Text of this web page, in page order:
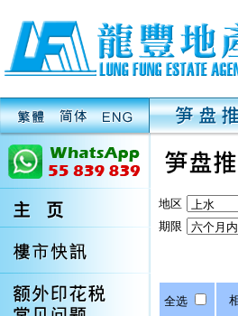
地区
期限
全选